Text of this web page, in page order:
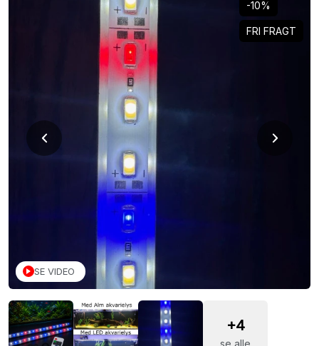
SE VIDEO
-10%
FRI FRAGT
+4
se alle